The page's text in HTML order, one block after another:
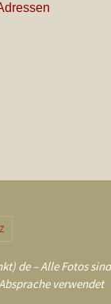
de – Alle Fotos sind
verwendet